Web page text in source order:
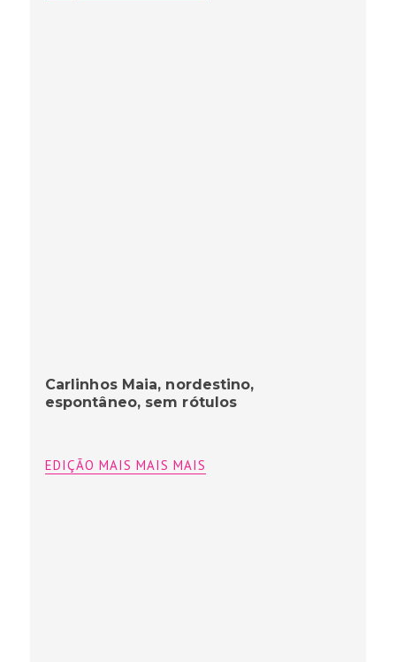
Carlinhos Maia, nordestino,
espontâneo, sem rótulos
EDIÇÃO MAIS MAIS MAIS